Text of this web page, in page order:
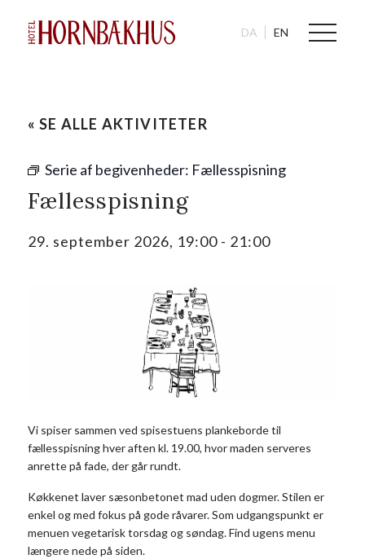
DA EN
« SE ALLE AKTIVITETER
Serie af begivenheder: Fællesspisning
Fællesspisning
29. september 2026, 19:00- 21:00
Vi spiser sammen ved spisestuens plankeborde til
fællesspisning hver aften kl. 19.00, hvor maden serveres
anrette på fade, der går rundt.
Køkkenet laver sæsonbetonet mad uden dogmer. Stilen er
enkel og med fokus på gode råvarer. Som udgangspunkt er
menuen vegetarisk torsdag og søndag. Find ugens menu
længere nede på siden.